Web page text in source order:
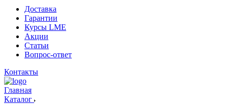
Доставка
Гарантии
Курсы LME
Акции
Статьи
Вопрос-ответ
Контакты
Главная
Каталог